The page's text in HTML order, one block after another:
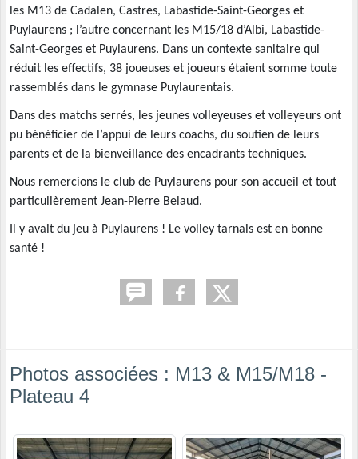
les M13 de Cadalen, Castres, Labastide-Saint-Georges et
Puylaurens ; l’autre concernant les M15/18 d’Albi, Labastide-
Saint-Georges et Puylaurens. Dans un contexte sanitaire qui
réduit les effectifs, 38 joueuses et joueurs étaient somme toute
rassemblés dans le gymnase Puylaurentais.
Dans des matchs serrés, les jeunes volleyeuses et volleyeurs ont
pu bénéficier de l’appui de leurs coachs, du soutien de leurs
parents et de la bienveillance des encadrants techniques.
Nous remercions le club de Puylaurens pour son accueil et tout
particulièrement Jean-Pierre Belaud.
Il y avait du jeu à Puylaurens ! Le volley tarnais est en bonne
santé !
Photos associées : M13 & M15/M18 -
Plateau 4